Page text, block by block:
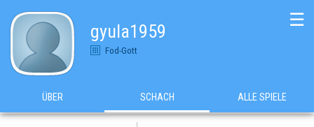
gyula1959
Fod-Gott
☰
ÜBER SCHACH ALLE SPIELE